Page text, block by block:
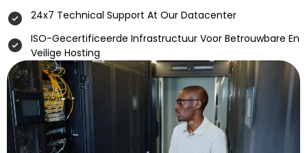
24x7 Technical Support At Our Datacenter
ISO-Gecertificeerde Infrastructuur Voor Betrouwbare En
Veilige Hosting